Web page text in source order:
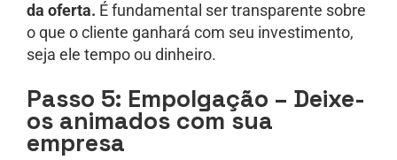
da oferta. É fundamental ser transparente sobre
o que o cliente ganhará com seu investimento,
seja ele tempo ou dinheiro.
Passo 5: Empolgação – Deixe-
os animados com sua
empresa